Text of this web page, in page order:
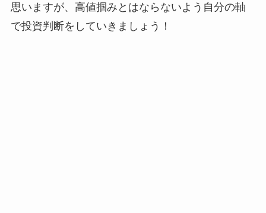
思いますが、高値掴みとはならないよう自分の軸
で投資判断をしていきましょう！